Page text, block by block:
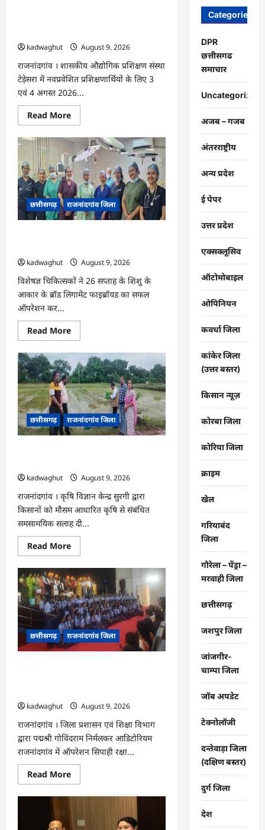
kadwaghut
August 9, 2026
राजनांदगांव । शासकीय औद्योगिक प्रशिक्षण संस्था
टेड़ेसरा में नवप्रवेशित प्रशिक्षणार्थियों के लिए 3
एवं 4 अगस्त 2026...
Read MoreRead
more
राजनांदगांव
आईटीआई
टेड़ेसरा
में
नव
कौशल
पथ
नई
राह
नया
आयोजन…
छत्तीसगढ़ राजनांदगांव जिला
kadwaghut
August 9, 2026
विशेषज्ञ चिकित्सकों ने 26 सप्ताह के शिशु के
आकार के ब्रॉड लिगामेंट फाइब्रॉयड का सफल
ऑपरेशन कर...
Read MoreRead
more
राजनांदगांव
:
राजनांदगांव
मेडिकल
कॉलेज
में
जटिल
गर्भाशय
ट्यूमर
की
सफल
छत्तीसगढ़ राजनांदगांव जिला
kadwaghut
August 9, 2026
राजनांदगांव । कृषि विज्ञान केन्द्र सुरगी द्वारा
किसानों को मौसम आधारित कृषि से संबंधित
समसामयिक सलाह दी...
Read MoreRead
more
राजनांदगांव
:
कृषि
विज्ञान
केन्द्र
सुरगी
की
मौसम
आधारित
विशेष
सलाह…
छत्तीसगढ़ राजनांदगांव जिला
kadwaghut
August 9, 2026
राजनांदगांव । जिला प्रशासन एवं शिक्षा विभाग
द्वारा पद्मश्री गोविंदराम निर्मलकर आडिटोरियम
राजनांदगांव में ऑपरेशन सिपाही रक्षा...
Read MoreRead
more
राजनांदगांव
सिपाही
Categories
DPR
छत्तीसगढ
समाचार
Uncategorized
अजब – गजब
अंतरराष्ट्रीय
अन्य प्रदेश
ई पेपर
उत्तर प्रदेश
एक्सक्लूसिव
ऑटोमोबाइल
ओपिनियन
कवर्धा जिला
कांकेर जिला
(उत्तर बस्तर)
किसान न्यूज़
कोरबा जिला
कोरिया जिला
क्राइम
खेल
गरियाबंद
जिला
गौरेला – पेंड्रा –
मरवाही जिला
छत्तीसगढ़
जशपुर जिला
जांजगीर-
चाम्पा जिला
जॉब अपडेट
टेक्नोलॉजी
दन्तेवाड़ा जिला
(दक्षिण बस्तर)
दुर्ग जिला
देश